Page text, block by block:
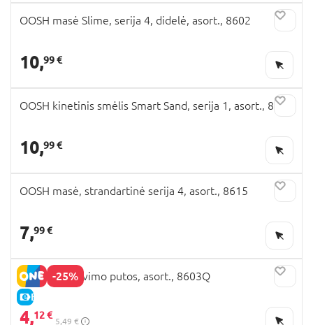
OOSH masė Slime, serija 4, didelė, asort., 8602
10,99 €
OOSH kinetinis smėlis Smart Sand, serija 1, asort., 8608
10,99 €
OOSH masė, strandartinė serija 4, asort., 8615
7,99 €
-25%
E-KAINA
OOSH formavimo putos, asort., 8603Q
4,12 €
5,49 €